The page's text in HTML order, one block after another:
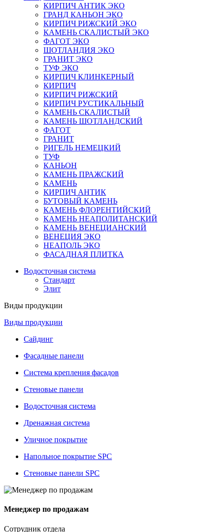
КИРПИЧ АНТИК ЭКО
ГРАНД КАНЬОН ЭКО
КИРПИЧ РИЖСКИЙ ЭКО
КАМЕНЬ СКАЛИСТЫЙ ЭКО
ФАГОТ ЭКО
ШОТЛАНДИЯ ЭКО
ГРАНИТ ЭКО
ТУФ ЭКО
КИРПИЧ КЛИНКЕРНЫЙ
КИРПИЧ
КИРПИЧ РИЖСКИЙ
КИРПИЧ РУСТИКАЛЬНЫЙ
КАМЕНЬ СКАЛИСТЫЙ
КАМЕНЬ ШОТЛАНДСКИЙ
ФАГОТ
ГРАНИТ
РИГЕЛЬ НЕМЕЦКИЙ
ТУФ
КАНЬОН
КАМЕНЬ ПРАЖСКИЙ
КАМЕНЬ
КИРПИЧ АНТИК
БУТОВЫЙ КАМЕНЬ
КАМЕНЬ ФЛОРЕНТИЙСКИЙ
КАМЕНЬ НЕАПОЛИТАНСКИЙ
КАМЕНЬ ВЕНЕЦИАНСКИЙ
ВЕНЕЦИЯ ЭКО
НЕАПОЛЬ ЭКО
ФАСАДНАЯ ПЛИТКА
Водосточная система
Стандарт
Элит
Виды продукции
Виды продукции
Сайдинг
Фасадные панели
Система крепления фасадов
Стеновые панели
Водосточная система
Дренажная система
Уличное покрытие
Напольное покрытие SPC
Стеновые панели SPC
Менеджер по продажам
Сотрудник отдела